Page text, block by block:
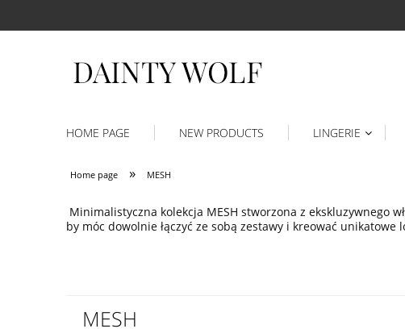
HOME PAGE NEW PRODUCTS LINGERIE
Home page » MESH
Minimalistyczna kolekcja MESH stworzona z ekskluzywnego
by móc dowolnie łączyć ze sobą zestawy i kreować unikatowe
MESH